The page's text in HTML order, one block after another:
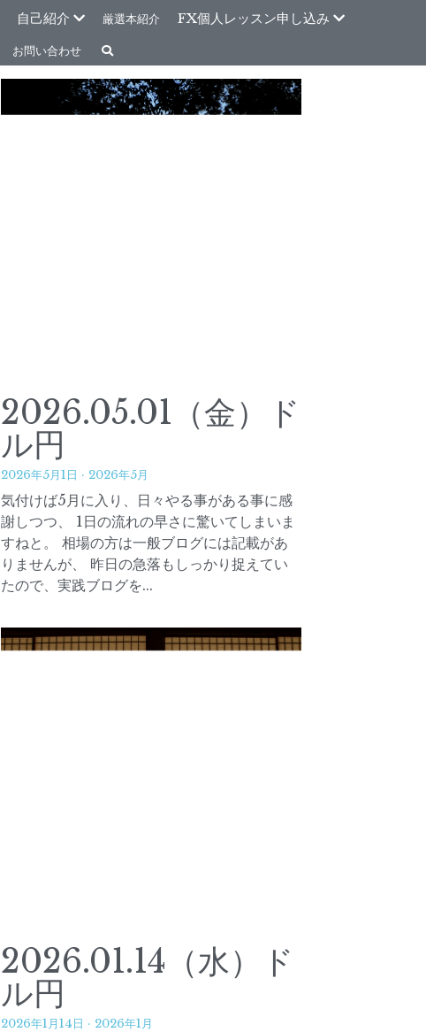
自己紹介 厳選本紹介 FX個人レッスン申し込み
お問い合わせ
2026.05.01（金）ド
ル円
2026年5月1日 · 2026年5月
気付けば5月に入り、日々やる事がある事に感
謝しつつ、 1日の流れの早さに驚いてしまいま
すねと。 相場の方は一般ブログには記載があ
りませんが、 昨日の急落もしっかり捉えてい
たので、実践ブログを...
2026.01.14（水）ド
ル円
2026年1月14日 · 2026年1月